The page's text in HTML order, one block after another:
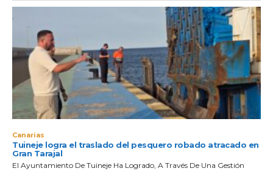
Canarias
Tuineje logra el traslado del pesquero robado atracado en
Gran Tarajal
El Ayuntamiento De Tuineje Ha Logrado, A Través De Una Gestión